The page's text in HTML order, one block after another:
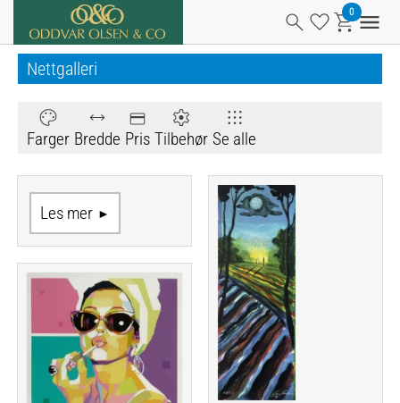
Nettgalleri
Farger Bredde Pris Tilbehør Se alle
Les mer